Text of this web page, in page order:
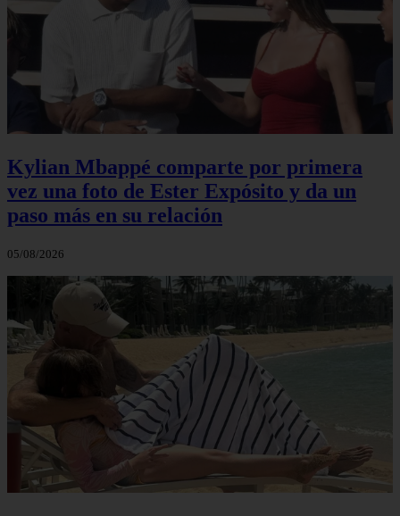
Kylian Mbappé comparte por primera
vez una foto de Ester Expósito y da un
paso más en su relación
05/08/2026